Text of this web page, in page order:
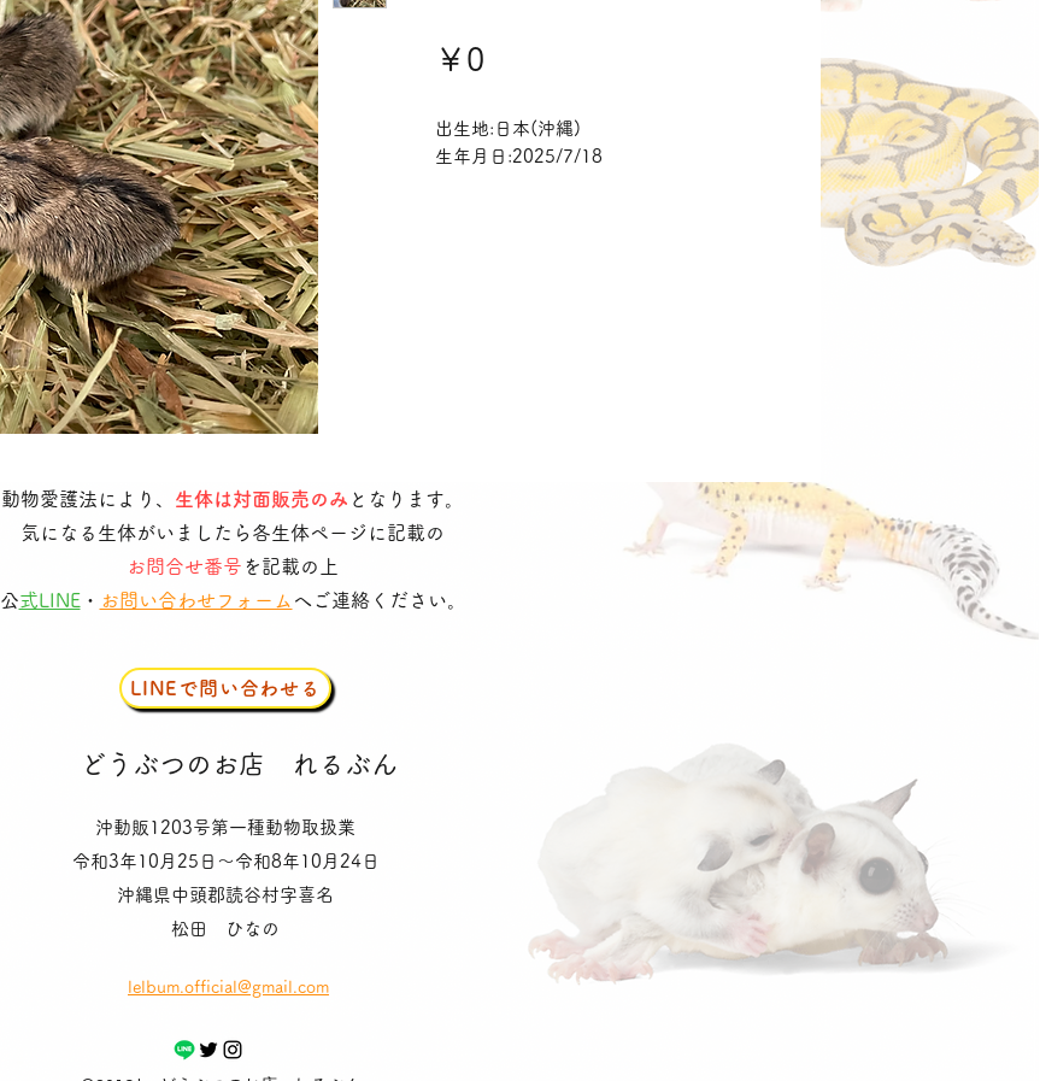
￥0
格
出生地:日本(沖縄)
生年月日:2025/7/18
動物愛護法により、 生体は対面販売のみ となります。
気になる生体がいましたら各生体ページに記載の
お問合せ番号 を記載の上
​公式LINE・ お問い合わせフォーム へご連絡ください。
LINEで問い合わせる
​どうぶつのお店 れるぶん
沖動販1203号第一種動物取扱業
令和3年10月25日〜令和8年10月24日
沖縄県中頭郡読谷村字喜名
松田 ひなの
lelbum.official@gmail.com